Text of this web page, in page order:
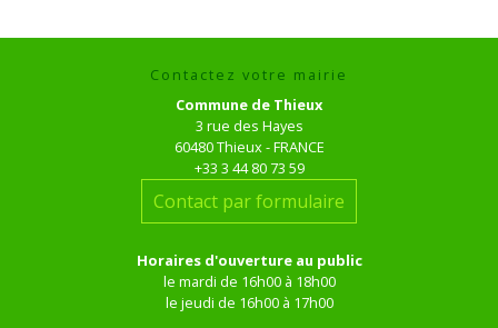
Contactez votre mairie
Commune de Thieux
3 rue des Hayes
60480 Thieux - FRANCE
+33 3 44 80 73 59
Contact par formulaire
Horaires d'ouverture au public
le mardi de 16h00 à 18h00
le jeudi de 16h00 à 17h00